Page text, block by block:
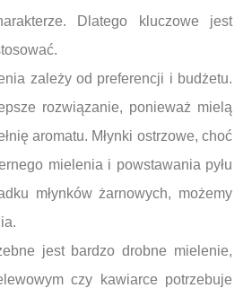
Dlatego kluczowe jest
zależy od preferencji i budżetu.
rozwiązanie, ponieważ mielą
aromatu. Młynki ostrzowe, choć
mielenia i powstawania pyłu
młynków żarnowych, możemy
jest bardzo drobne mielenie,
czy kawiarce potrzebuje